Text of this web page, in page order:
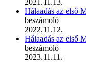
Hálaadás az első
beszámoló
2022.11.12.
Hálaadás az első
beszámoló
2023.11.11.